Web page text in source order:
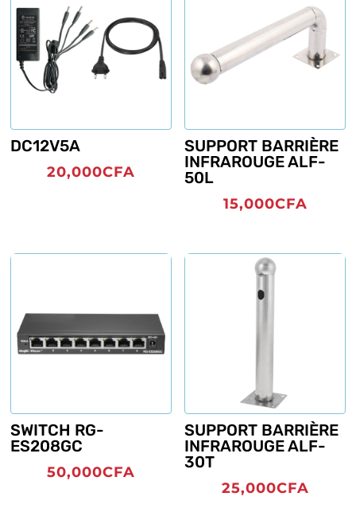
DC12V5A
20,000CFA
SUPPORT BARRIÈRE
INFRAROUGE ALF-
50L
15,000CFA
SWITCH RG-
ES208GC
50,000CFA
SUPPORT BARRIÈRE
INFRAROUGE ALF-
30T
25,000CFA